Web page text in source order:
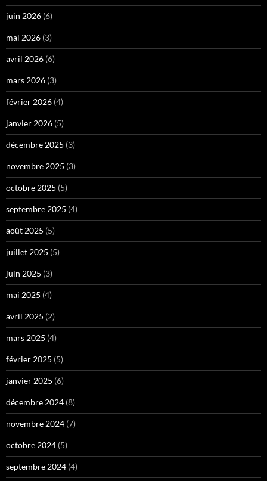
juin 2026 (6)
mai 2026 (3)
avril 2026 (6)
mars 2026 (3)
février 2026 (4)
janvier 2026 (5)
décembre 2025 (3)
novembre 2025 (3)
octobre 2025 (5)
septembre 2025 (4)
août 2025 (5)
juillet 2025 (5)
juin 2025 (3)
mai 2025 (4)
avril 2025 (2)
mars 2025 (4)
février 2025 (5)
janvier 2025 (6)
décembre 2024 (8)
novembre 2024 (7)
octobre 2024 (5)
septembre 2024 (4)